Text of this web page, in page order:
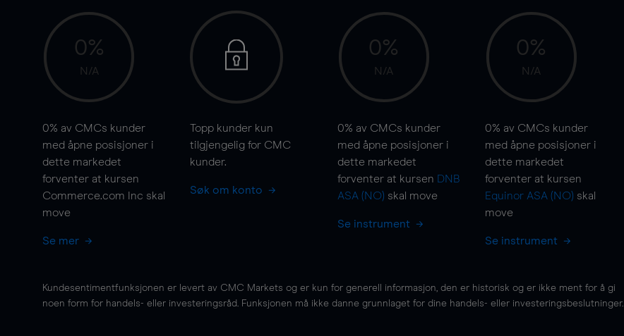
0%
N/A
0% av CMCs kunder
med åpne posisjoner i
dette markedet
forventer at kursen
Commerce.com Inc skal
move
Se mer
Topp kunder kun
tilgjengelig for CMC
kunder.
Søk om konto
0%
N/A
0% av CMCs kunder
med åpne posisjoner i
dette markedet
forventer at kursen DNB
ASA (NO) skal move
Se instrument
0%
N/A
0% av CMCs kunder
med åpne posisjoner i
dette markedet
forventer at kursen
Equinor ASA (NO) skal
move
Se instrument
Kundesentimentfunksjonen er levert av CMC Markets og er kun for generell informasjon, den er historisk og er ikke ment for å gi
noen form for handels- eller investeringsråd. Funksjonen må ikke danne grunnlaget for dine handels- eller investeringsbeslutninger.